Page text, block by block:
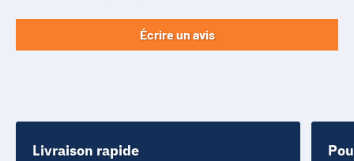
Écrire un avis
Livraison rapide